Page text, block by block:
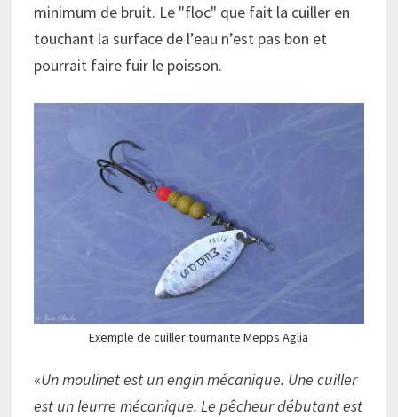
minimum de bruit. Le floc que fait la cuiller en
touchant la surface de l’eau n’est pas bon et
pourrait faire fuir le poisson.
Exemple de cuiller tournante Mepps Aglia
«Un moulinet est un engin mécanique. Une cuiller
est un leurre mécanique. Le pêcheur débutant est